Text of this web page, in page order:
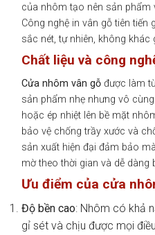
của nhôm tạo nên sản phẩm
Công nghệ in vân gỗ tiên tiến
sắc nét, tự nhiên, không khác
Chất liệu và công
Cửa nhôm vân gỗ được làm
sản phẩm nhẹ nhưng vô
hoặc ép nhiệt lên bề mặt
bảo vệ chống trầy xước và
sản xuất hiện đại đảm bảo
mờ theo thời gian và dễ dàng
Ưu điểm của cửa
Độ bền cao: Nhôm có khả
gỉ sét và chịu được mọi